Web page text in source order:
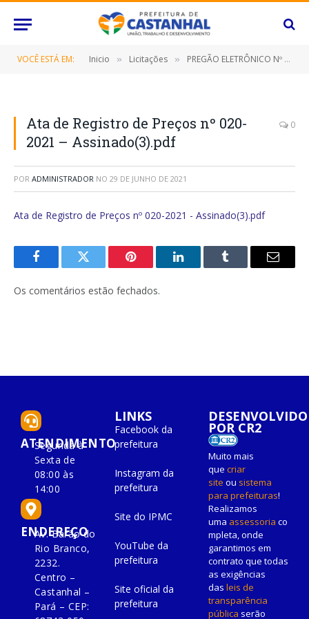
VOCÊ ESTÁ EM: Inicio » Licitações » PREGÃO ELETRÔNICO Nº 017/2021-SRP (CONTRATAÇÃO DE EMPRESA ESPECIALIZADA PARA SERVIÇOS DE ELABORAÇÃO DE PROJETO, COLOCAÇÃO E INSTALAÇÃO DE POSTES ORNAMENTAIS)
Ata de Registro de Preços nº 020-
2021 – Assinado(3).pdf
0
POR ADMINISTRADOR NO 29 DE JUNHO DE 2021
Ata de Registro de Preços nº 020-2021 - Assinado(3).pdf
FacebookTwitter Pinterest O
Tumblr
E-
Os comentários estão fechados.
ATENDIMENTO
Segunda à
Sexta de
08:00 às
14:00
ENDEREÇO
Av. Barão do
Rio Branco,
2232.
Centro –
Castanhal –
Pará – CEP:
LINKS
Facebook da
prefeitura
Instagram da
prefeitura
Site do IPMC
YouTube da
prefeitura
Site oficial da
prefeitura
DESENVOLVIDO
POR CR2
Muito mais
que criar
site ou sistema
para prefeituras!
Realizamos
uma assessoria co
mpleta, onde
garantimos em
contrato que todas
as exigências
das leis de
transparência
pública serão